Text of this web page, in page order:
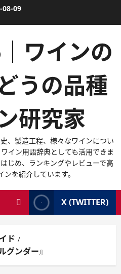
08-09
ワインの
うの品種
研究家
、製造工程、様々なワインについ
イン用語辞典としても活用できま
じめ、ランキングやレビューで高
を紹介しています。
X (TWITTER)
ド
グンダー』